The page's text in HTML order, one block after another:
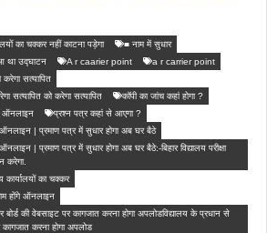
का चक्कर नहीं काटना पड़ेगा
■ नाम में सुधार
था उ‌द्घाटन
A r caarier point
a r carrier point
सत्यापित
सत्यापित को करेगा सत्यापित
कॉपी का जांच कहां होगा ?
ऑनलाइन
प्रश्न पत्र कहां से आएगा ?
ऑनलाइन | प्रमाण पत्र में सुधार होगा अब घर बैठे
ऑनलाइन | प्रमाण पत्र में सुधार होगा अब घर बैठे:-बिहार विद्यालय परीक्षा
करेगा.
कार्यालयों का चक्कर
होंगे ऑनलाइन
बोर्ड की वेबसाइट पर कागजात करना होगा अपलोडविद्यालय के प्रधान से
कागजात करना होगा अपलोड